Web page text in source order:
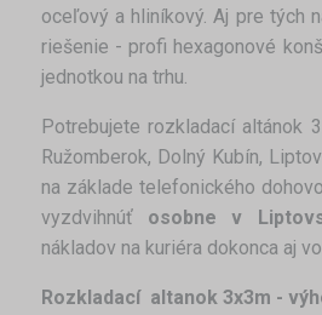
oceľový a hliníkový. Aj pre tých
riešenie - profi hexagonové
jednotkou na trhu.
Potrebujete rozkladací altánok
Ružomberok, Dolný Kubín,
na základe telefonického
vyzdvihnúť osobne v
nákladov na kuriéra dokonca aj
Rozkladací altanok 3x3m -